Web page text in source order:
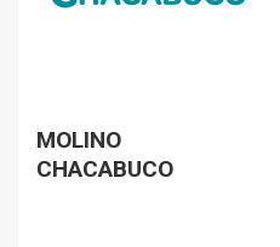
MOLINO
CHACABUCO